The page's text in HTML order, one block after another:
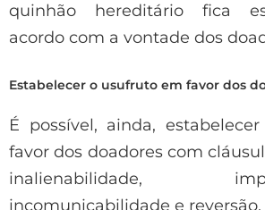
quinhão hereditário fica
acordo com a vontade dos
Estabelecer o usufruto em favor dos
É possível, ainda,
favor dos doadores com
inalienabilidade,
incomunicabilidade e reversão.